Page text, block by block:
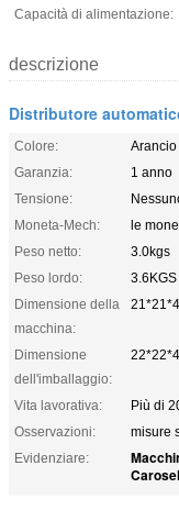
Capacità di alimentazione:
descrizione
Distributore
Colore:
Arancio
Garanzia:
1 anno
Tensione:
Moneta-Mech:
le
Peso netto:
3.0kgs
Peso lordo:
3.6KGS
Dimensione della
macchina:
Dimensione
dell'imballaggio:
Vita lavorativa:
Più di
Osservazioni:
misure
Evidenziare: